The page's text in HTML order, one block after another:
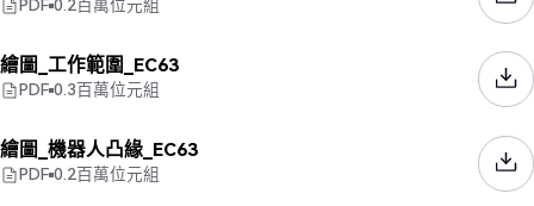
PDF 0.2百萬位元組
繪圖_工作範圍_EC63
PDF 0.3百萬位元組
繪圖_機器人凸緣_EC63
PDF 0.2百萬位元組